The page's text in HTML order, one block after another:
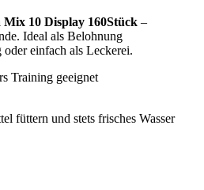
Mix 10 Display 160Stück –
Ideal als Belohnung
einfach als Leckerei.
Training geeignet
füttern und stets frisches Wasser